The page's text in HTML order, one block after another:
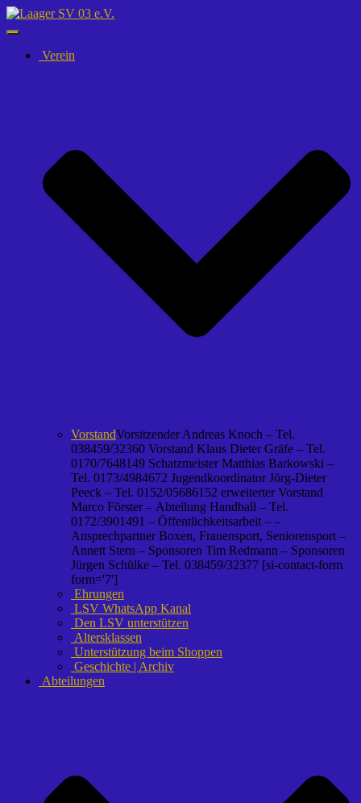
Navigation
umschalten
Verein
VorstandVorsitzender Andreas Knoch – Tel.
038459/32360 Vorstand Klaus Dieter Gräfe – Tel.
0170/7648149 Schatzmeister Matthias Barkowski –
Tel. 0173/4984672 Jugendkoordinator Jörg-Dieter
Peeck – Tel. 0152/05686152 erweiterter Vorstand
Marco Förster – Abteilung Handball – Tel.
0172/3901491 – Öffentlichkeitsarbeit – –
Ansprechpartner Boxen, Frauensport, Seniorensport –
Annett Stern – Sponsoren Tim Redmann – Sponsoren
Jürgen Schülke – Tel. 038459/32377 [si-contact-form
form='7']
Ehrungen
LSV WhatsApp Kanal
Den LSV unterstützen
Altersklassen
Unterstützung beim Shoppen
Geschichte | Archiv
Abteilungen